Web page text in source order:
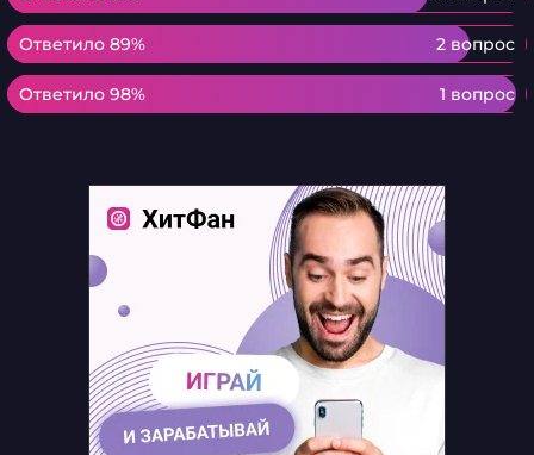
Ответило 89% 2 вопрос
Ответило 89%
Ответило 98% 1 вопрос
Ответило 98%